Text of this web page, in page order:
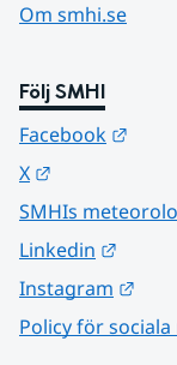
Om smhi.se
Följ SMHI
Facebook
X
SMHIs
Linkedin
Instagram
Policy för